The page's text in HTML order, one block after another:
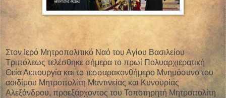
Στον Ιερό Μητροπολιτικό Ναό του Αγίου Βασιλείου
Τριπόλεως τελέσθηκε σήμερα το πρωί Πολυαρχιερατική
Θεία Λειτουργία και το τεσσαρακονθήμερο Μνημόσυνο του
αοιδίμου Μητροπολίτη Μαντινείας και Κυνουρίας
Αλεξάνδρου, προεξάρχοντος του Τοποτηρητή Μητροπολίτη